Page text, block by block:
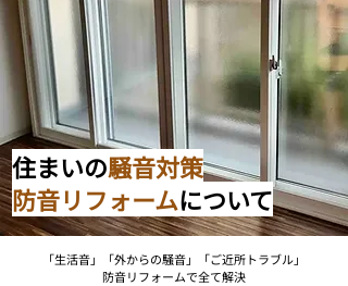
住まいの騒音対策
防音リフォームについて
「生活音」「外からの騒音」「ご近所トラブル」
防音リフォームで全て解決